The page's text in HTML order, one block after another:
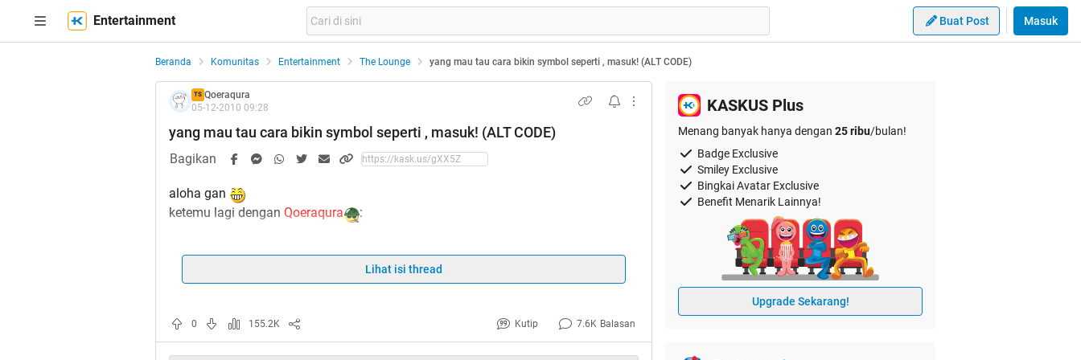
Entertainment Buat Post Masuk
Beranda Komunitas Entertainment The Lounge yang mau tau cara bikin symbol seperti , masuk! (ALT CODE)
TS Qoeraqura
05-12-2010 09:28
yang mau tau cara bikin symbol seperti , masuk! (ALT CODE)
Bagikan
aloha gan
ketemu lagi dengan Qoeraqura :
sekarang, saya bakal sharing tentang simbol-simbol yang biasa agan temui di
Social Network, contohnya seperti ini ♫, ☺, ☻, dan masih banyak lagi yang
Information Interchange" atau lebih singkatnya, ane nyebut ini ALT Code
Lihat isi thread
0 155.2K Kutip 7.6K Balasan
KASKUS Plus
Menang banyak hanya dengan 25 ribu/bulan!
Badge Exclusive
Smiley Exclusive
Bingkai Avatar Exclusive
Benefit Menarik Lainnya!
Upgrade Sekarang!